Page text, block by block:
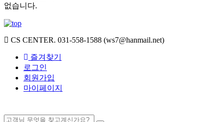
없습니다.
CS CENTER. 031-558-1588 (ws7@hanmail.net)
즐겨찾기
로그인
회원가입
마이페이지